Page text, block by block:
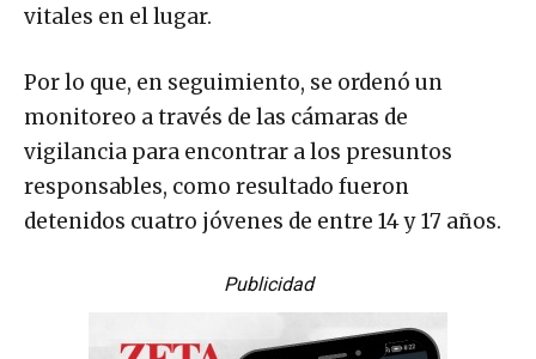
vitales en el lugar.
Por lo que, en seguimiento, se ordenó un
monitoreo a través de las cámaras de
vigilancia para encontrar a los presuntos
responsables, como resultado fueron
detenidos cuatro jóvenes de entre 14 y 17 años.
Publicidad